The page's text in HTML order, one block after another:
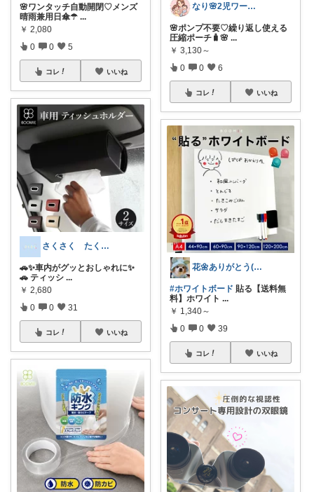
🌸ワンタッチ自動開閉♡メンズ
晴雨兼用日傘☂ ...
￥ 2,080
0 0 5
コレ いいね
さくさく たくさんの訪問感謝です🙇
🚗✨車内がグッとおしゃれに✨
🚗 ティッシ ...
￥ 2,680
0 0 31
コレ いいね
なり🌸2児ワーママの楽しい暮らし
🌸ポンプ不要♡繰り返し使える
圧縮ポーチ🧳🌸 ...
￥ 3,130～
0 0 6
コレ いいね
花🌼ありがとう(*･ω･)*_ _)ﾍ
#ホワイトボード 貼る【送料無
料】ホワイト ...
￥ 1,340～
0 0 39
コレ いいね